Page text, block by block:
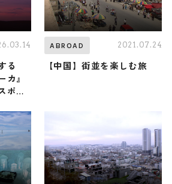
る
カ』
ポッ
ABROAD 2021.07.24
【中国】街並を楽しむ旅